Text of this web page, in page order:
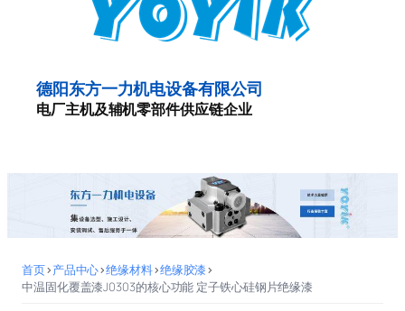
德阳东方一力机电设备有限公司
电厂主机及辅机零部件供应链企业
首页>产品中心>绝缘材料>绝缘胶漆>
中温固化覆盖漆J0303的核心功能 定子铁心硅钢片绝缘漆